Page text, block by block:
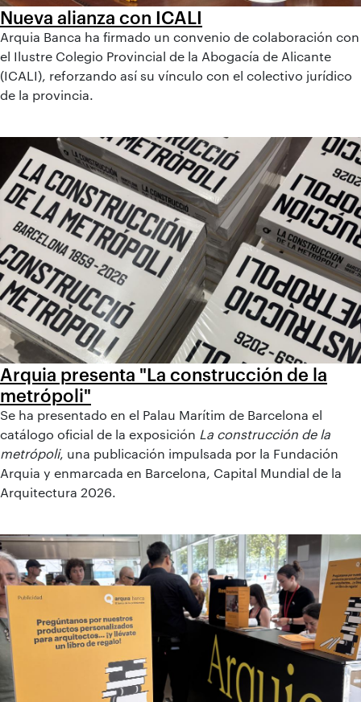
Nueva alianza con ICALI
Arquia Banca ha firmado un convenio de colaboración con
el Ilustre Colegio Provincial de la Abogacía de Alicante
(ICALI), reforzando así su vínculo con el colectivo jurídico
de la provincia.
Arquia presenta "La construcción de la
metrópoli"
Se ha presentado en el Palau Marítim de Barcelona el
catálogo oficial de la exposición La construcción de la
metrópoli, una publicación impulsada por la Fundación
Arquia y enmarcada en Barcelona, Capital Mundial de la
Arquitectura 2026.